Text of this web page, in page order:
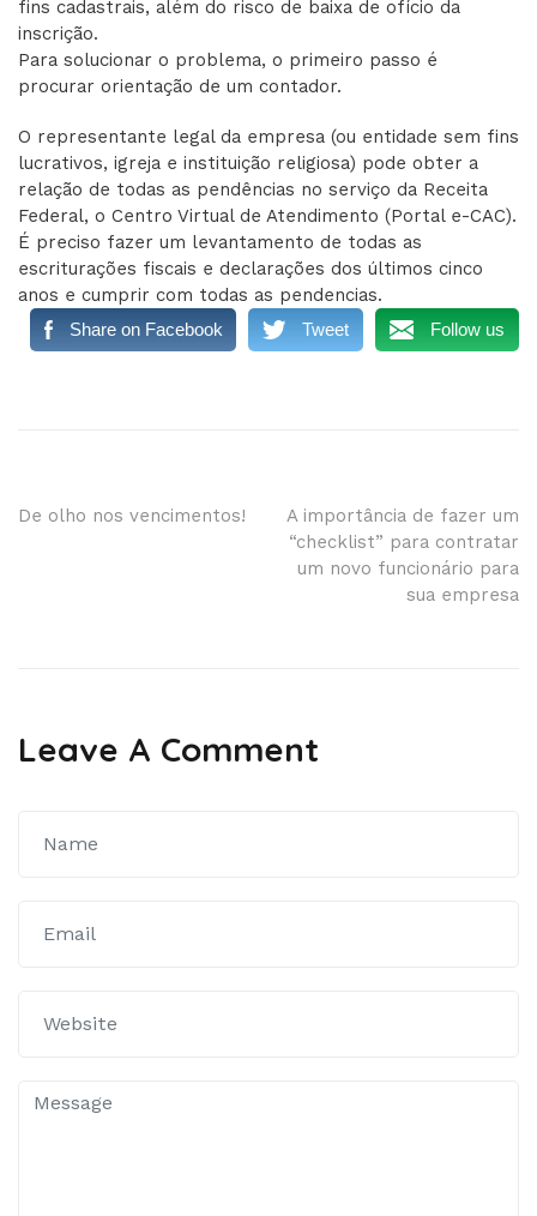
fins cadastrais, além do risco de baixa de ofício da
inscrição.
Para solucionar o problema, o primeiro passo é
procurar orientação de um contador.
O representante legal da empresa (ou entidade sem fins
lucrativos, igreja e instituição religiosa) pode obter a
relação de todas as pendências no serviço da Receita
Federal, o Centro Virtual de Atendimento (Portal e-CAC).
É preciso fazer um levantamento de todas as
escriturações fiscais e declarações dos últimos cinco
anos e cumprir com todas as pendencias.
Share on Facebook Tweet Follow us
Navegação
De olho nos vencimentos!
A importância de fazer um
“checklist” para contratar
um novo funcionário para
sua empresa
Leave A Comment